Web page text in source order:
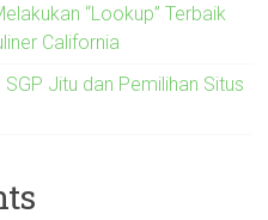
“Lookup” Terbaik
California
Jitu dan Pemilihan Situs